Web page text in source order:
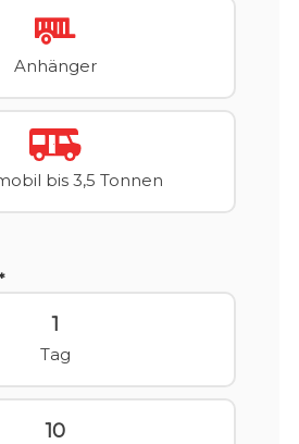
Anhänger
bis 3,5 Tonnen
1
Tag
10